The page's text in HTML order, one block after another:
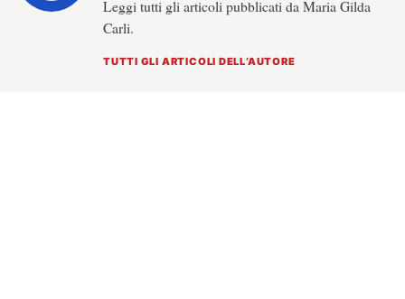
Leggi tutti gli articoli pubblicati da Maria Gilda
Carli.
TUTTI GLI ARTICOLI DELL’AUTORE